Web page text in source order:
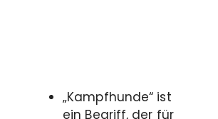
„Kampfhunde“ ist
ein Begriff, der für